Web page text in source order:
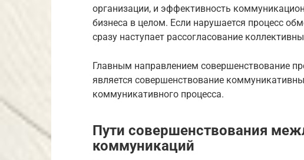
организации, и эффективность
бизнеса в целом. Если нарушается процесс
сразу наступает рассогласование
Главным направлением совершенствование
является совершенствование
коммуникативного процесса.
Пути совершенствования
коммуникаций